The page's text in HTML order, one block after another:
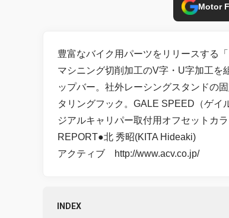
Motor
豊富なバイク用パーツをリリースする
マシニング切削加工のV字・U字加工を
ップバー。社外レーシングスタンドの
タリングフック。GALE SPEED（ゲイ
ジアルキャリパー取付用オフセットカ
REPORT●北 秀昭(KITA Hideaki)
アクティブ http://www.acv.co.jp/
INDEX